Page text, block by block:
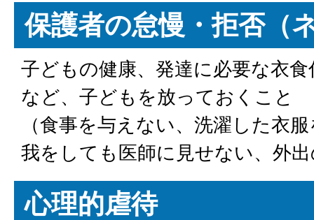
保護者の怠慢・拒否（
子どもの健康、発達に必要な衣
など、子どもを放っておくこと
（食事を与えない、洗濯した衣
我をしても医師に見せない、外
心理的虐待